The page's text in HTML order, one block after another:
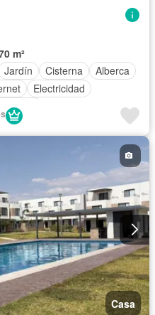
m²
Jardín Cisterna
Alberca
Electricidad
amueblado
Casa